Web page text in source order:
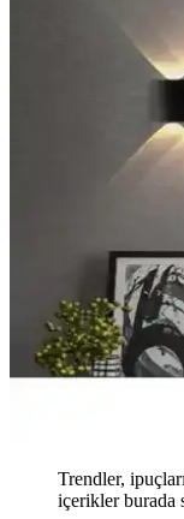
Trendler,
içerikler burada